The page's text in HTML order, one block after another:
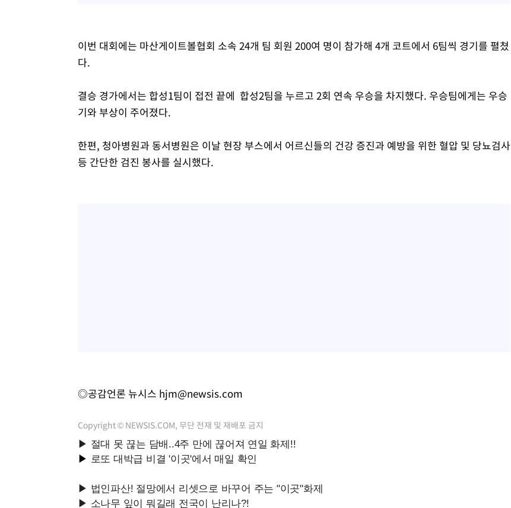
이번 대회에는 마산게이트볼협회 소속 24개 팀 회원 200여 명이 참가해 4개 코트에서 6팀씩 경기를 펼쳤
다.
결승 경가에서는 합성1팀이 접전 끝에 합성2팀을 누르고 2회 연속 우승을 차지했다. 우승팀에게는 우승
기와 부상이 주어졌다.
한편, 청아병원과 동서병원은 이날 현장 부스에서 어르신들의 건강 증진과 예방을 위한 혈압 및 당뇨검사
등 간단한 검진 봉사를 실시했다.
◎공감언론 뉴시스 hjm@newsis.com
Copyright © NEWSIS.COM, 무단 전재 및 재배포 금지